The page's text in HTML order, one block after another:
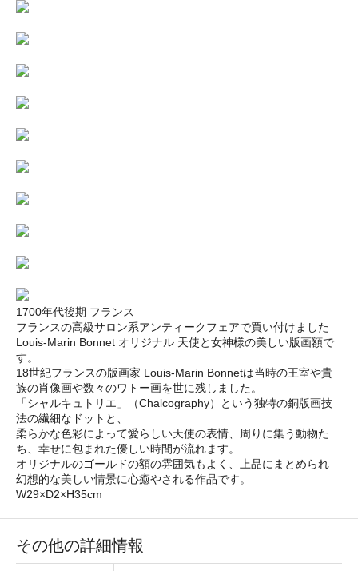
1700年代後期 フランス
フランスの高級サロン系アンティークフェアで買い付けました
Louis-Marin Bonnet オリジナル 天使と女神様の美しい版画額で
す。
18世紀フランスの版画家 Louis-Marin Bonnetは当時の王室や貴
族の肖像画や数々のワトー画を世に残しました。
「シャルキュトリエ」（Chalcography）という独特の銅版画技
法の繊細なドットと、
柔らかな色彩によって愛らしい天使の表情、周りに集う動物た
ち、幸せに包まれた優しい時間が流れます。
オリジナルのゴールドの額の雰囲気もよく、上品にまとめられ
幻想的な美しい情景に心癒やされる作品です。
W29×D2×H35cm
その他の詳細情報